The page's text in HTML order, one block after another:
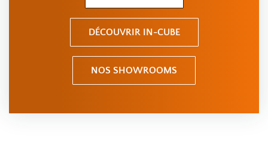
DÉCOUVRIR IN-CUBE
NOS SHOWROOMS